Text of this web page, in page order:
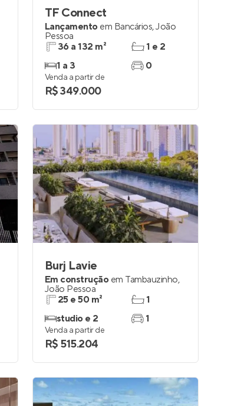
TF Connect
Lançamento em Bancários,João
Pessoa
36 a 132 m²
1 a 3
1 e 2
0
Venda a partir de
R$ 349.000
Burj Lavie
Em construção em Tambauzinho,
João Pessoa
25 e 50 m²
studio e 2
1
1
Venda a partir de
R$ 515.204